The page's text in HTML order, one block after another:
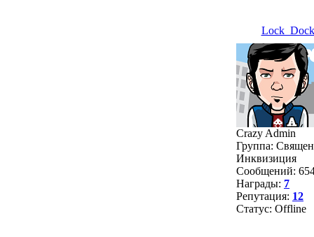
Lock_Dock
Crazy Admin
Группа:
Инквизиция
Сообщений:
Награды: 7
Репутация: 12
Статус: Offline